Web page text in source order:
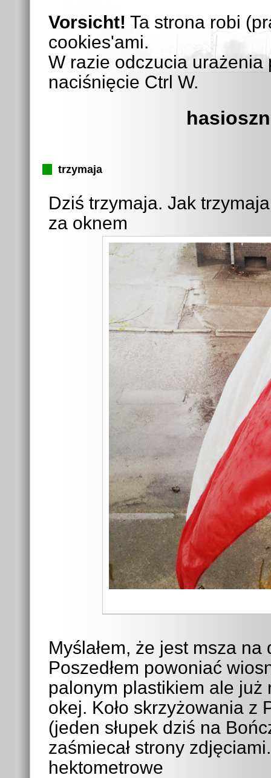
Vorsicht! Ta strona robi
cookies'ami.
W razie odczucia
naciśnięcie Ctrl W.
trzymaja
Dziś trzymaja. Jak
za oknem
Myślałem, że jest msza
Poszedłem powoniać
palonym plastikiem ale już
okej. Koło skrzyżowania z
(jeden słupek dziś na
zaśmiecał strony
hektometrowe